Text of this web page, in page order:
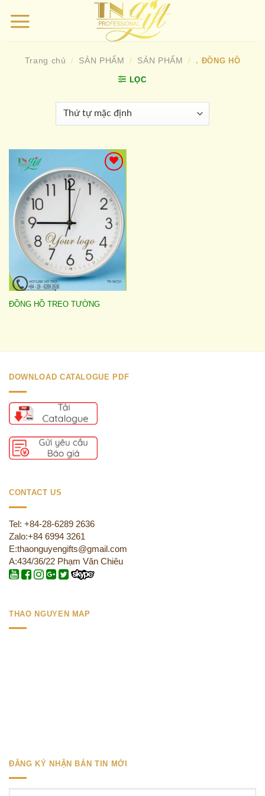
qua
Trang chủ / SẢN PHẨM / SẢN PHẨM / . ĐỒNG HỒ
LỌC
Add to
wishlist
ĐỒNG HỒ TREO TƯỜNG
DOWNLOAD CATALOGUE PDF
CONTACT US
Tel: +84-28-6289 2636
Zalo:+84 6994 3261
E:thaonguyengifts@gmail.com
A:434/36/22 Phạm Văn Chiêu
THAO NGUYEN MAP
ĐĂNG KÝ NHẬN BẢN TIN MỚI